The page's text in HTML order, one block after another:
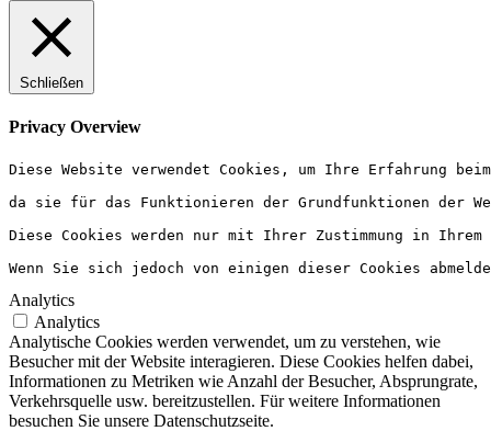
Schließen
Privacy Overview
Diese Website verwendet Cookies, um Ihre Erfahrung
da sie für das Funktionieren der Grundfunktionen der
Diese Cookies werden nur mit Ihrer Zustimmung in
Wenn Sie sich jedoch von einigen dieser Cookies
Analytics
Analytics
Analytische Cookies werden verwendet, um zu verstehen, wie
Besucher mit der Website interagieren. Diese Cookies helfen dabei,
Informationen zu Metriken wie Anzahl der Besucher, Absprungrate,
Verkehrsquelle usw. bereitzustellen. Für weitere Informationen
besuchen Sie unsere Datenschutzseite.